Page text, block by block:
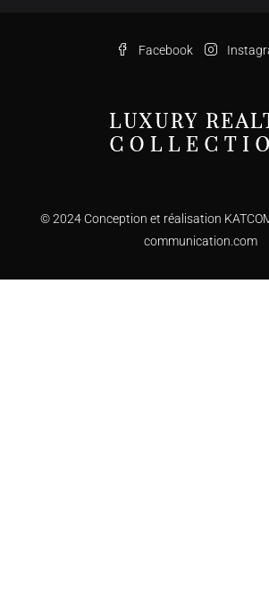
Facebook
© 2024 Conception et réalisation
communication.com